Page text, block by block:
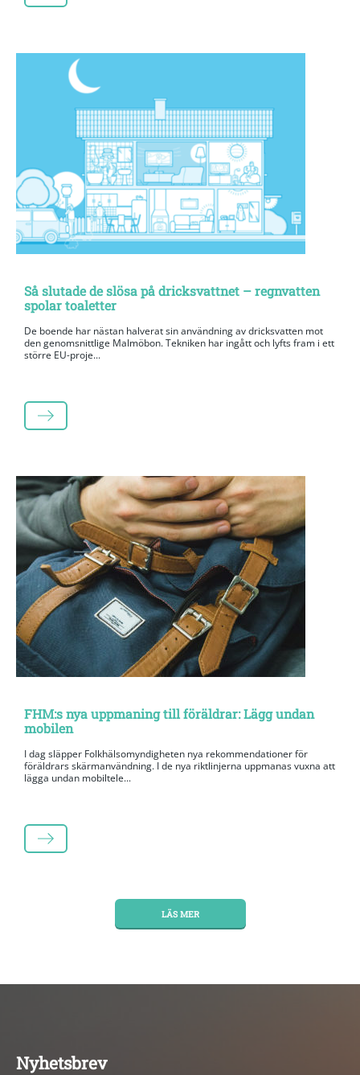
Så slutade de slösa på dricksvattnet – regnvatten
spolar toaletter
De boende har nästan halverat sin användning av dricksvatten mot
den genomsnittlige Malmöbon. Tekniken har ingått och lyfts fram i ett
större EU-proje...
LÄS MER
FHM:s nya uppmaning till föräldrar: Lägg undan
mobilen
I dag släpper Folkhälsomyndigheten nya rekommendationer för
föräldrars skärmanvändning. I de nya riktlinjerna uppmanas vuxna att
lägga undan mobiltele...
LÄS MER
LÄS MER
Nyhetsbrev